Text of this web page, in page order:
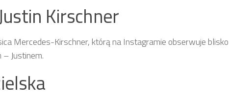
Kirschner
Mercedes-Kirschner, którą na Instagramie obserwuje blisko
Justinem.